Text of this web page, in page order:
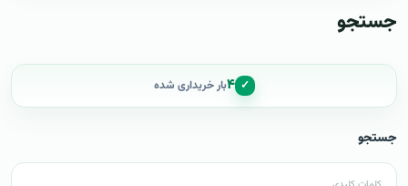
جستجو
✓ ۴بار خریداری شده
جستجو